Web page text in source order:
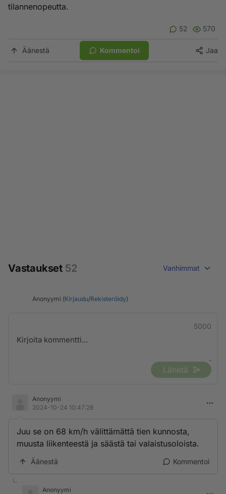
tilannenopeutta.
52 570
Äänestä Kommentoi Jaa
Vastaukset 52 Vanhimmat
Anonyymi (Kirjaudu/Rekisteröidy)
5000
Lähetä
Anonyymi
2024-10-24 10:47:28
Juu se on 68 km/h välittämättä tien kunnosta,
muusta liikenteestä ja säästä tai valaistusoloista.
Äänestä Kommentoi
Anonyymi